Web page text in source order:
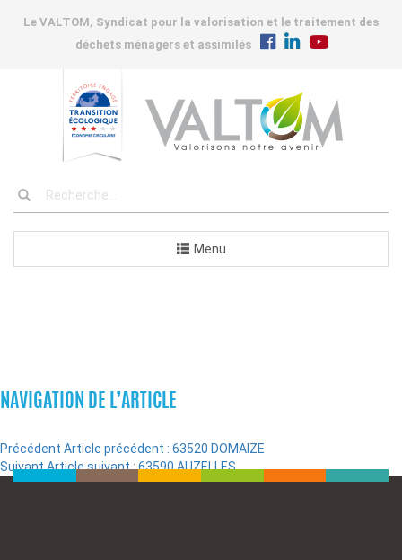
Le VALTOM, Syndicat pour la valorisation et le traitement des
déchets ménagers et assimilés
Menu
NAVIGATION DE L’ARTICLE
Précédent Article précédent : 63520 DOMAIZE
SuivantArticle suivant :63590 AUZELLES